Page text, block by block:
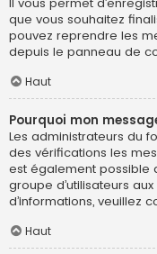
que vous souhaitez
pouvez reprendre les
depuis le panneau de
Haut
Pourquoi mon
Les administrateurs du
des vérifications les
est également possible
groupe d’utilisateurs
d’informations, veuillez
Haut